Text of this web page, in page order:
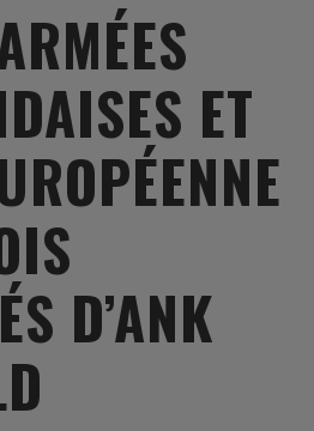
ET
D’ANK